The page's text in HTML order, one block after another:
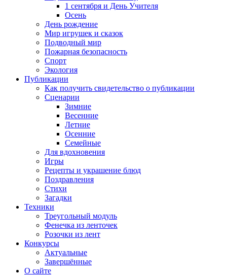
1 сентября и День Учителя
Осень
День рождение
Мир игрушек и сказок
Подводный мир
Пожарная безопасность
Спорт
Экология
Публикации
Как получить свидетельство о публикации
Сценарии
Зимние
Весенние
Летние
Осенние
Семейные
Для вдохновения
Игры
Рецепты и украшение блюд
Поздравления
Стихи
Загадки
Техники
Треугольный модуль
Фенечка из ленточек
Розочки из лент
Конкурсы
Актуальные
Завершённые
О сайте